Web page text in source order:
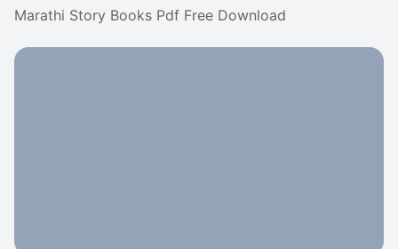
Marathi Story Books Pdf Free Download